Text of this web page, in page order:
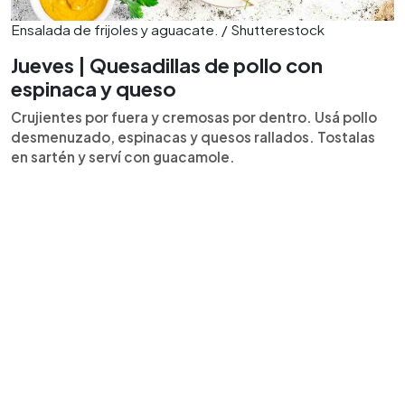
Ensalada de frijoles y aguacate. / Shutterestock
Jueves | Quesadillas de pollo con
espinaca y queso
Crujientes por fuera y cremosas por dentro. Usá pollo
desmenuzado, espinacas y quesos rallados. Tostalas
en sartén y serví con guacamole.